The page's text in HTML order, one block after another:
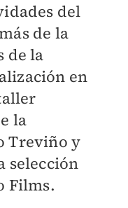
del
de la
de la
en
la
Treviño y
selección
Films.